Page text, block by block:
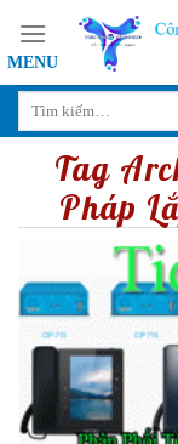
content
Tag
Pháp